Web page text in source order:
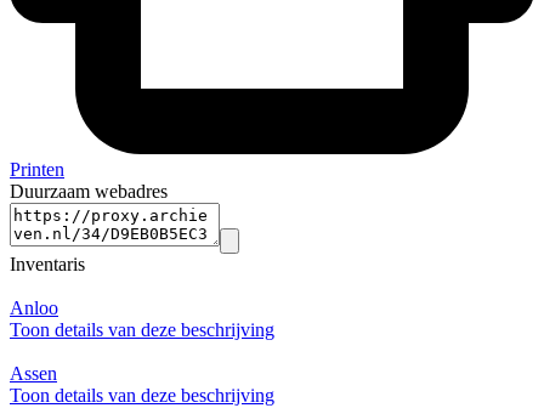
Printen
Duurzaam webadres
Inventaris
Anloo
Toon details van deze beschrijving
Assen
Toon details van deze beschrijving